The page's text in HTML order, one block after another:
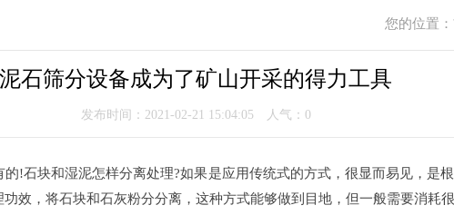
您的位置：
泥石筛分设备成为了矿山开采的得力工具
发布时间：2021-02-21 15:04:05 人气： 0
!石块和湿泥怎样分离处理?如果是应用传统式的方式，很显而易见，是
效，将石块和石灰粉分分离，这种方式能够做到目地，但一般需要消耗